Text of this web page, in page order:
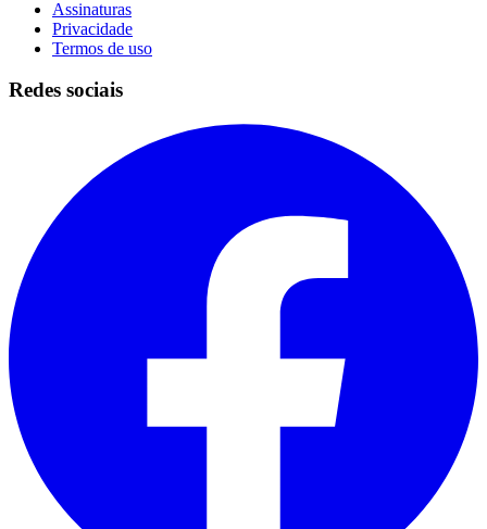
Assinaturas
Privacidade
Termos de uso
Redes sociais